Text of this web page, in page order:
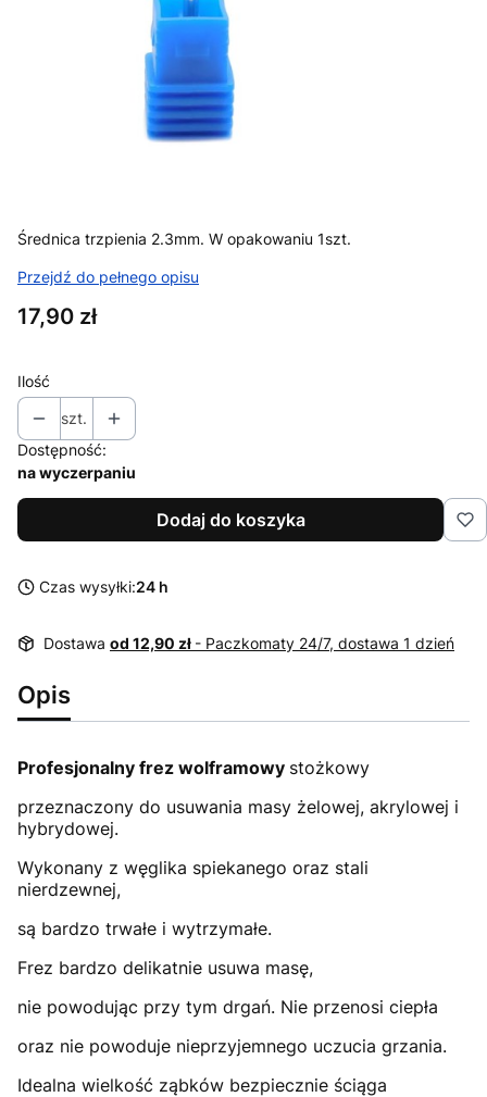
Średnica trzpienia 2.3mm. W opakowaniu 1szt.
Przejdź do pełnego opisu
Cena
17,90 zł
Ilość
szt.
Dostępność:
na wyczerpaniu
Dodaj do koszyka
Czas wysyłki:24 h
Dostawa od 12,90 zł - Paczkomaty 24/7, dostawa 1 dzień
Opis
Profesjonalny frez wolframowy stożkowy
przeznaczony do usuwania masy żelowej, akrylowej i
hybrydowej.
Wykonany z węglika spiekanego oraz stali
nierdzewnej,
są bardzo trwałe i wytrzymałe.
Frez bardzo delikatnie usuwa masę,
nie powodując przy tym drgań. Nie przenosi ciepła
oraz nie powoduje nieprzyjemnego uczucia grzania.
Idealna wielkość ząbków bezpiecznie ściąga